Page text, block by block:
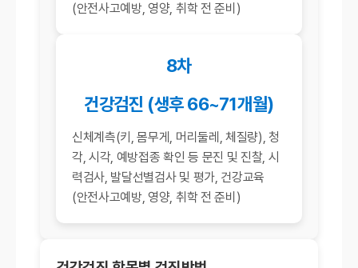
(안전사고예방, 영양, 취학 전 준비)
8차
건강검진 (생후 66~71개월)
신체계측(키, 몸무게, 머리둘레, 체질량), 청
각, 시각, 예방접종 확인 등 문진 및 진찰, 시
력검사, 발달선별검사 및 평가, 건강교육
(안전사고예방, 영양, 취학 전 준비)